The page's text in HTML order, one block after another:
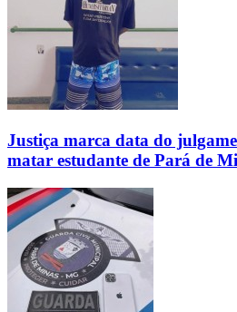
Justiça marca data do
matar estudante de Pará de